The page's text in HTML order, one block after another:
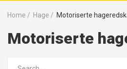
Home / Hage / Motoriserte
Motoriserte